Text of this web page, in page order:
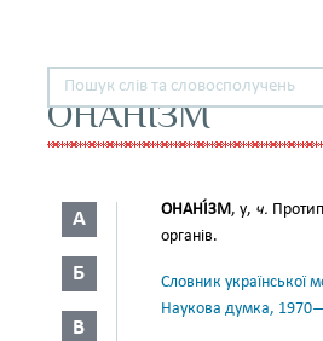
ОНАНІЗМ
А
Б
В
ОНАНІ́ЗМ, у, ч.
органів.
Словник української
Наукова думка,